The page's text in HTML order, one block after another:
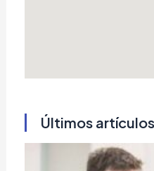
Últimos